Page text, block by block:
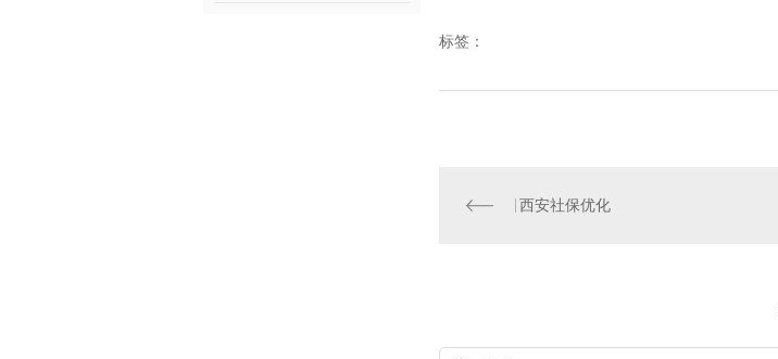
标签：
西安社保优化